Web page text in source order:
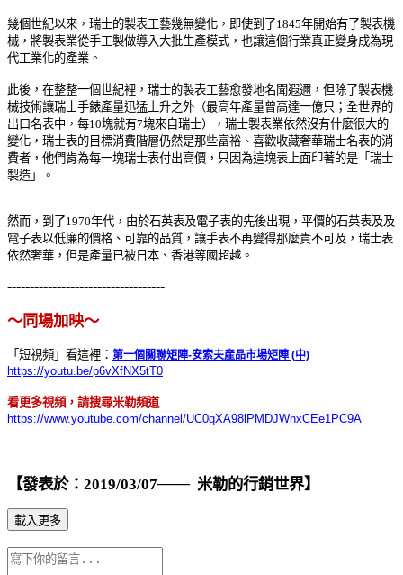
幾個世紀以來，瑞士的製表工藝幾無變化，即使到了1845年開始有了製表機
械，將製表業從手工製做導入大批生產模式，也讓這個行業真正變身成為現
代工業化的產業。
此後，在整整一個世紀裡 ， 瑞士的製表工藝愈發地名聞遐邇，但 除了製表機
械技術讓瑞士手錶產量迅猛上升之外（最高年產量曾高達一億只； 全世界的
出口名表中，每10塊就有7塊來自瑞士） ，瑞士製表業依然沒有什麼很大的
變化，瑞士表的目標消費階層仍然是那些富裕、喜歡收藏奢華瑞士名表的消
費者，他們肯為每一塊瑞士表付出高價，只因為這塊表上面印著的是「瑞士
製造」。
然而，到了1970年代，由於石英表及電子表的先後出現，平價的石英表及及
電子表以低廉的價格、可靠的品質，讓手表不再變得那麼貴不可及 ， 瑞士表
依然奢華，但是產量已被日本、香港等國超越。
-----------------------------------
～同場加映～
「短視頻」看這裡： 第一個關聯矩陣-安索夫產品市場矩陣 (中)
https://youtu.be/p6vXfNX5tT0
看更多視頻，請搜尋米勒頻道
https://www.youtube.com/channel/UC0qXA98lPMDJWnxCEe1PC9A
【發表於： 2019/03/07─── 米勒的行銷世界】
載入更多